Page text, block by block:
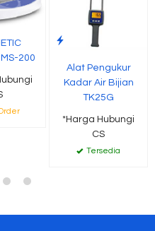
200
Alat Pengukur
Kadar Air Bijian
TK25G
*Harga Hubungi
CS
Tersedia